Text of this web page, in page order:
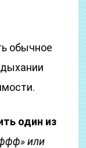
обычное
один из
или